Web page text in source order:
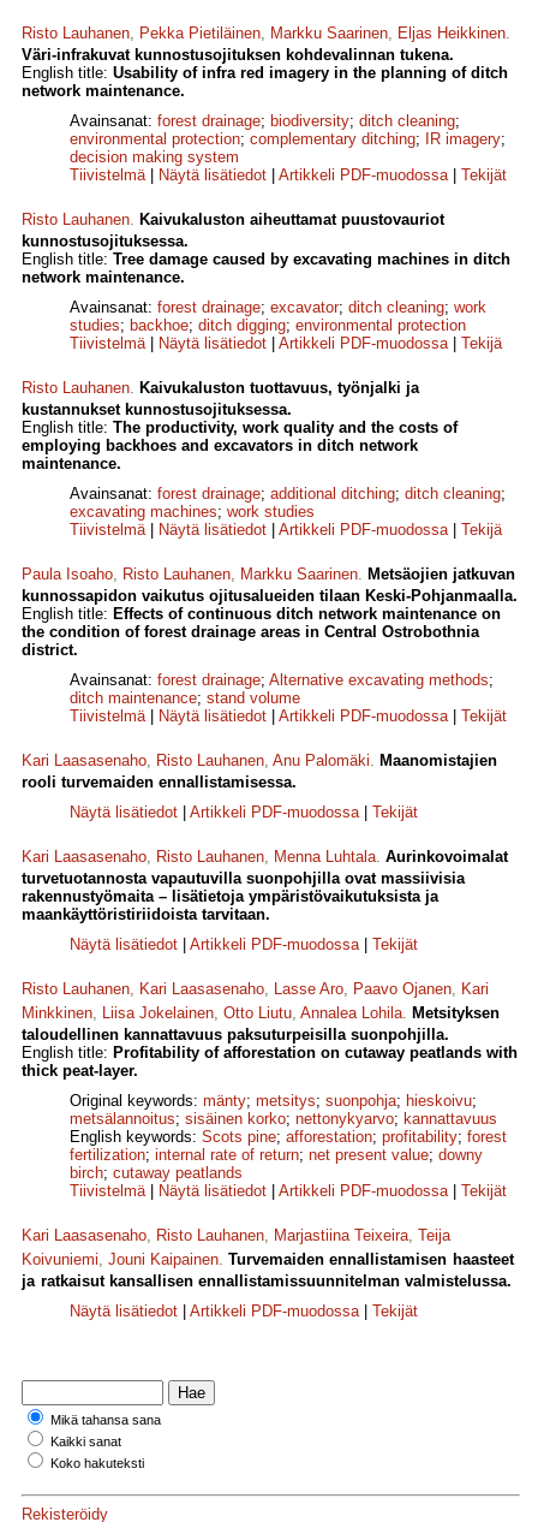
Risto Lauhanen, Pekka Pietiläinen, Markku Saarinen, Eljas Heikkinen.
Väri-infrakuvat kunnostusojituksen kohdevalinnan tukena.
English title: Usability of infra red imagery in the planning of ditch
network maintenance.
Avainsanat: forest drainage; biodiversity; ditch cleaning;
environmental protection; complementary ditching; IR imagery;
decision making system
Tiivistelmä| Näytä lisätiedot Artikkeli PDF-muodossa| Tekijät
Risto Lauhanen. Kaivukaluston aiheuttamat puustovauriot
kunnostusojituksessa.
English title: Tree damage caused by excavating machines in ditch
network maintenance.
Avainsanat: forest drainage; excavator; ditch cleaning; work
studies; backhoe; ditch digging; environmental protection
Tiivistelmä| Näytä lisätiedot Artikkeli PDF-muodossa| Tekijä
Risto Lauhanen. Kaivukaluston tuottavuus, työnjalki ja
kustannukset kunnostusojituksessa.
English title: The productivity, work quality and the costs of
employing backhoes and excavators in ditch network
maintenance.
Avainsanat: forest drainage; additional ditching; ditch cleaning;
excavating machines; work studies
Tiivistelmä| Näytä lisätiedot Artikkeli PDF-muodossa| Tekijä
Paula Isoaho, Risto Lauhanen, Markku Saarinen. Metsäojien jatkuvan
kunnossapidon vaikutus ojitusalueiden tilaan Keski-Pohjanmaalla.
English title: Effects of continuous ditch network maintenance on
the condition of forest drainage areas in Central Ostrobothnia
district.
Avainsanat: forest drainage; Alternative excavating methods;
ditch maintenance; stand volume
Tiivistelmä| Näytä lisätiedot Artikkeli PDF-muodossa| Tekijät
Kari Laasasenaho, Risto Lauhanen, Anu Palomäki. Maanomistajien
rooli turvemaiden ennallistamisessa.
Näytä lisätiedot
Artikkeli PDF-muodossa| Tekijät
Kari Laasasenaho, Risto Lauhanen, Menna Luhtala. Aurinkovoimalat
turvetuotannosta vapautuvilla suonpohjilla ovat massiivisia
rakennustyömaita – lisätietoja ympäristövaikutuksista ja
maankäyttöristiriidoista tarvitaan.
Näytä lisätiedot
Artikkeli PDF-muodossa| Tekijät
Risto Lauhanen, Kari Laasasenaho, Lasse Aro, Paavo Ojanen, Kari
Minkkinen, Liisa Jokelainen, Otto Liutu, Annalea Lohila. Metsityksen
taloudellinen kannattavuus paksuturpeisilla suonpohjilla.
English title: Profitability of afforestation on cutaway peatlands with
thick peat-layer.
Original keywords: mänty; metsitys; suonpohja; hieskoivu;
metsälannoitus; sisäinen korko; netto­nykyarvo; kannattavuus
English keywords: Scots pine; afforestation; profitability; forest
fertilization; internal rate of return; net present value; downy
birch; cutaway peatlands
Tiivistelmä| Näytä lisätiedot Artikkeli PDF-muodossa| Tekijät
Kari Laasasenaho, Risto Lauhanen, Marjastiina Teixeira, Teija
Koivuniemi, Jouni Kaipainen. Turvemaiden ennallistamisen haasteet
ja ratkaisut kansallisen ennallistamissuunnitelman valmistelussa.
Näytä lisätiedot
Artikkeli PDF-muodossa| Tekijät
Mikä tahansa sana
Kaikki sanat
Koko hakuteksti
Rekisteröidy